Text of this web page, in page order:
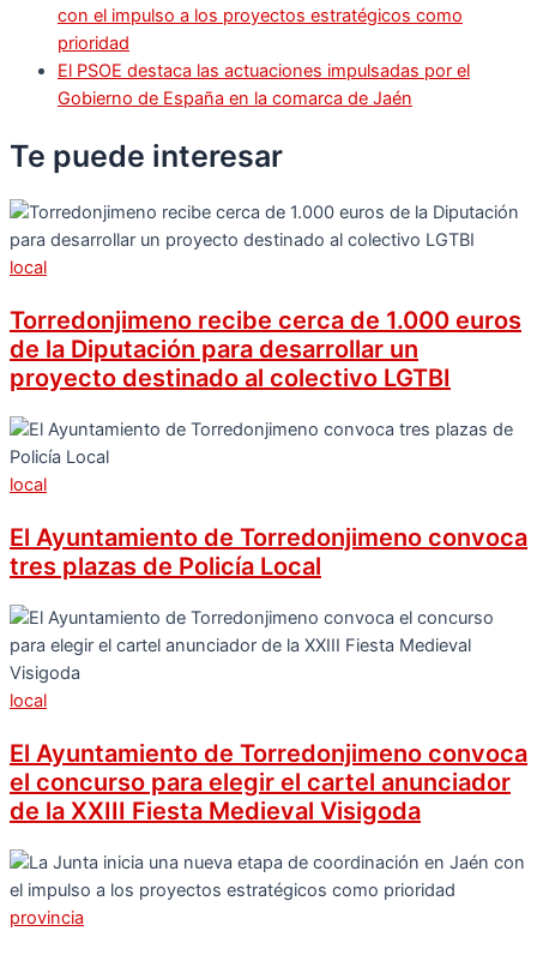
con el impulso a los proyectos estratégicos como
prioridad
El PSOE destaca las actuaciones impulsadas por el
Gobierno de España en la comarca de Jaén
Te puede interesar
local
Torredonjimeno recibe cerca de 1.000 euros
de la Diputación para desarrollar un
proyecto destinado al colectivo LGTBI
local
El Ayuntamiento de Torredonjimeno convoca
tres plazas de Policía Local
local
El Ayuntamiento de Torredonjimeno convoca
el concurso para elegir el cartel anunciador
de la XXIII Fiesta Medieval Visigoda
provincia